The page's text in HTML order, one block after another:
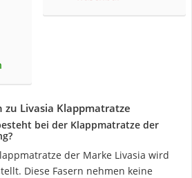
Livasia Klappmatratze
bei der Klappmatratze der
der Marke Livasia wird
Diese Fasern nehmen keine